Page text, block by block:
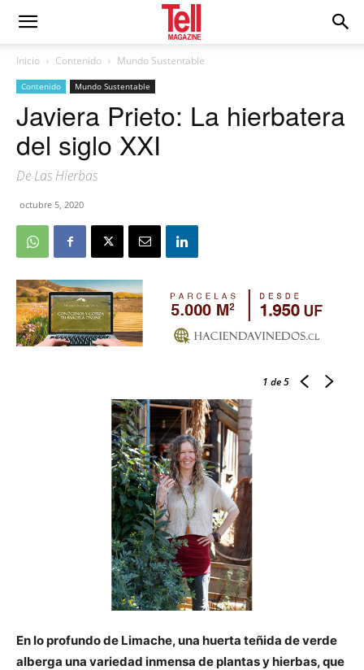
Inicio Contenido Mundo Sustentable
Contenido Mundo Sustentable
Javiera Prieto: La hierbatera
del siglo XXI
De Las Hierbas
octubre 5, 2020
1 de 5
En lo profundo de Limache, una huerta teñida de verde
alberga una variedad inmensa de plantas y hierbas, que